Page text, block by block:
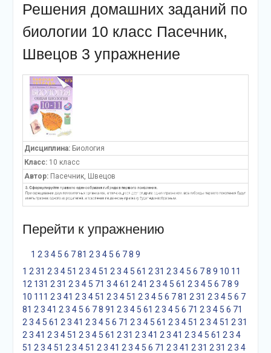
Решения домашних заданий по
биологии 10 класс Пасечник,
Швецов 3 упражнение
Дисциплина:Биология
Класс:10 класс
Автор:Пасечник, Швецов
Перейти к упражнению
1 2 3 4 5 6 7 81 2 3 4 5 6 7 8 9
1 2 31 2 3 4 51 2 3 4 51 2 3 4 5 61 2 31 2 3 4 5 6 7 8 9 10 11
12 131 2 31 2 3 4 5 71 3 4 61 2 41 2 3 4 5 61 2 3 4 5 6 7 8 9
10 11 1 2 3 41 2 3 4 51 2 3 4 51 2 3 4 5 6 7 81 2 31 2 3 4 5 6 7
81 2 3 41 2 3 4 5 6 7 8 91 2 3 4 5 61 2 3 4 5 6 71 2 3 4 5 6 71
2 3 4 5 61 2 3 41 2 3 4 5 6 71 2 3 4 5 61 2 3 4 51 2 3 4 51 2 31
2 3 41 2 3 4 51 2 3 4 5 61 2 31 2 3 41 2 3 41 2 3 4 5 61 2 3 4
51 2 3 4 51 2 3 4 51 2 3 41 2 3 4 5 6 71 2 3 41 2 31 2 31 2 3 4